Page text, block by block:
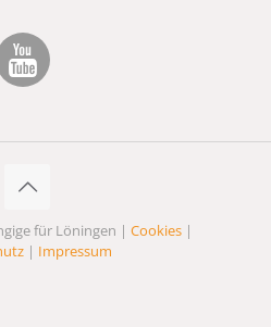
für Löningen | Cookies|
| Impressum